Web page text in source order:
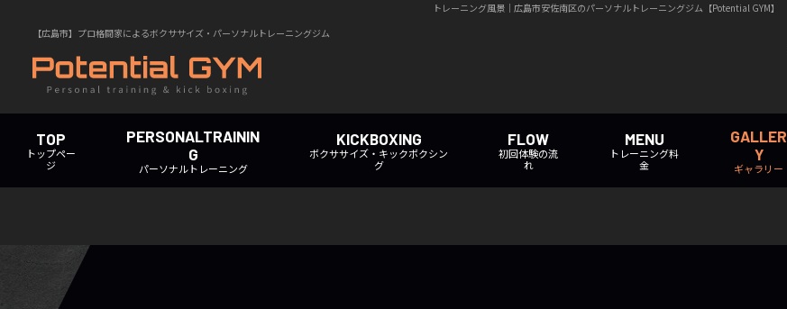
トレーニング風景｜広島市安佐南区のパーソナルトレーニングジム【Potential GYM】
【広島市】プロ格闘家によるボクササイズ・パーソナルトレーニングジム
TOP
トップペー
ジ
PERSONALTRAININ
G
パーソナルトレーニング
KICKBOXING
ボクササイズ・キックボクシン
グ
FLOW
初回体験の流
れ
MENU
トレーニング料
金
GALLER
Y
ギャラリー